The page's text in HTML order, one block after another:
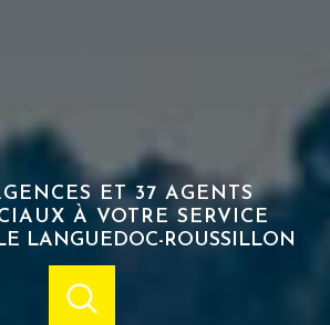
ET 37 AGENTS
À VOTRE SERVICE
LANGUEDOC-ROUSSILLON